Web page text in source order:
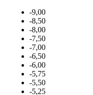
-9,00
-8,50
-8,00
-7,50
-7,00
-6,50
-6,00
-5,75
-5,50
-5,25